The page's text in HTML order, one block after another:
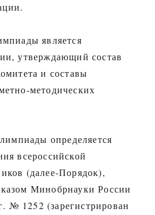
является
утверждающий состав
и составы
методических
определяется
всероссийской
(далее-Порядок),
Минобрнауки России
№ 1252 (зарегистрирован